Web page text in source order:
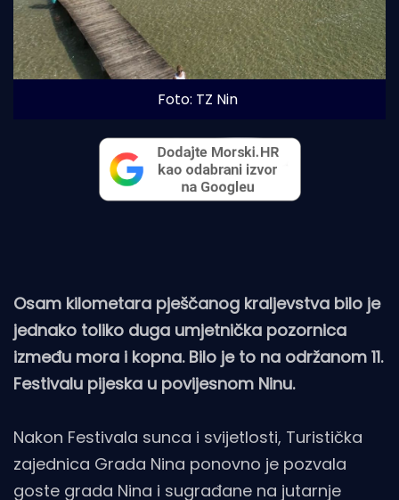
Foto: TZ Nin
Osam kilometara pješčanog kraljevstva bilo je
jednako toliko duga umjetnička pozornica
između mora i kopna. Bilo je to na održanom 11.
Festivalu pijeska u povijesnom Ninu.
Nakon Festivala sunca i svijetlosti, Turistička
zajednica Grada Nina ponovno je pozvala
goste grada Nina i sugrađane na jutarnje